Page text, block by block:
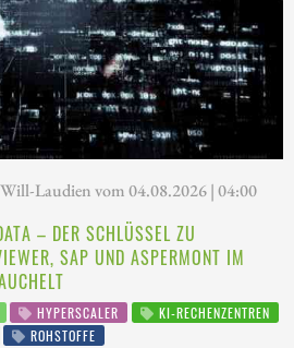
Laudien vom 04.08.2026 | 04:00
– DER SCHLÜSSEL ZU
SAP UND ASPERMONT IM
HYPERSCALER
KI-RECHENZENTREN
ROHSTOFFE